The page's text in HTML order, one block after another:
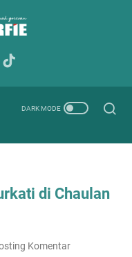
di Chaulan
Komentar